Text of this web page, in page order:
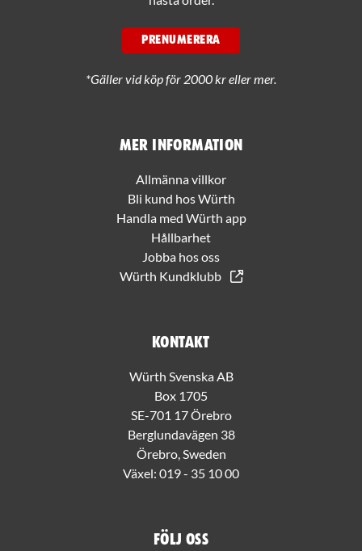
Mer information
Allmänna villkor
Bli kund hos Würth
Handla med Würth app
Hållbarhet
Jobba hos oss
Würth Kundklubb
Kontakt
Würth Svenska AB
Box 1705
SE-701 17 Örebro
Berglundavägen 38
Örebro, Sweden
Växel: 019 - 35 10 00
Följ oss
PRENUMERERA
*Gäller vid köp för 2000 kr eller mer.